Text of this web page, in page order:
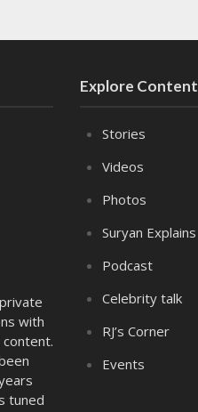
with
tuned
Explore Content
Stories
Videos
Photos
Suryan Explains
Podcast
Celebrity talk
RJ’s Corner
Events